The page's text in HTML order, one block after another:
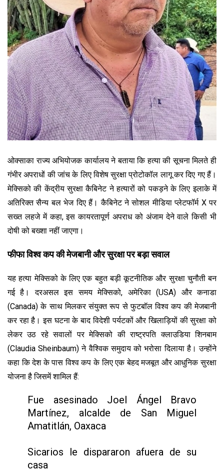
ओक्साका राज्य अभियोजक कार्यालय ने बताया कि हत्या की सूचना मिलते ही
गंभीर अपराधों की जांच के लिए विशेष सुरक्षा प्रोटोकॉल लागू कर दिए गए हैं।
मेक्सिको की केंद्रीय सुरक्षा कैबिनेट ने हत्यारों को पकड़ने के लिए इलाके में
अतिरिक्त सैन्य बल भेज दिए हैं। कैबिनेट ने सोशल मीडिया प्लेटफॉर्म X पर
सख्त लहजे में कहा, इस कायरतापूर्ण अपराध को अंजाम देने वाले किसी भी
दोषी को बख्शा नहीं जाएगा।
फीफा विश्व कप की मेजबानी और सुरक्षा पर बड़ा सवाल
यह हत्या मेक्सिको के लिए एक बहुत बड़ी कूटनीतिक और सुरक्षा चुनौती बन
गई है। दरअसल इस समय मेक्सिको, अमेरिका (USA) और कनाडा
(Canada) के साथ मिलकर संयुक्त रूप से फुटबॉल विश्व कप की मेजबानी
कर रहा है। इस घटना के बाद विदेशी पर्यटकों और खिलाड़ियों की सुरक्षा को
लेकर उठ रहे सवालों पर मेक्सिको की राष्ट्रपति क्लाउडिया शिनबाम
(Claudia Sheinbaum) ने वैश्विक समुदाय को भरोसा दिलाया है। उन्होंने
कहा कि देश के पास विश्व कप के लिए एक बेहद मजबूत और आधुनिक सुरक्षा
योजना है जिसमें शामिल हैं:
Fue asesinado Joel Ángel Bravo
Martínez, alcalde de San Miguel
Amatitlán, Oaxaca
Sicarios le dispararon afuera de su
casa